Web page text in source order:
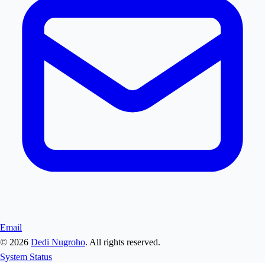
Email
© 2026 Dedi Nugroho. All rights reserved.
System Status